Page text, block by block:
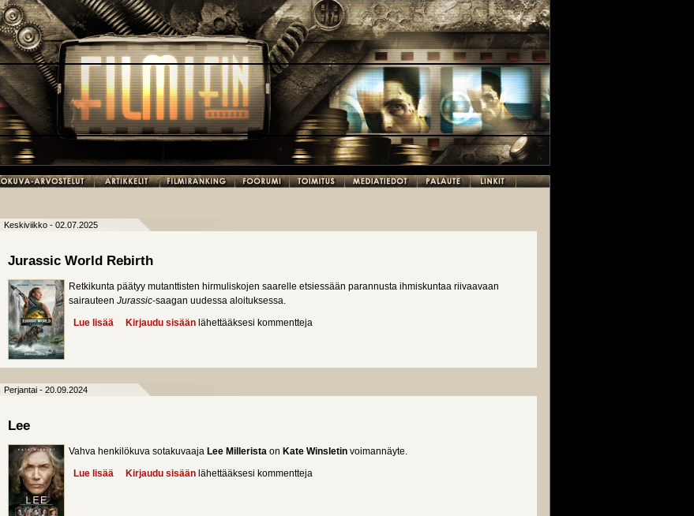
Keskiviikko - 02.07.2025
Jurassic World Rebirth
Retkikunta päätyy mutanttisten hirmuliskojen saarelle etsiessään parannusta ihmiskuntaa riivaavaan
sairauteen Jurassic-saagan uudessa aloituksessa.
Lue lisää about Jurassic World Rebirth
Kirjaudu sisään lähettääksesi kommentteja
Perjantai - 20.09.2024
Lee
Vahva henkilökuva sotakuvaaja Lee Millerista on Kate Winsletin voimannäyte.
Lue lisää about Lee
Kirjaudu sisään lähettääksesi kommentteja